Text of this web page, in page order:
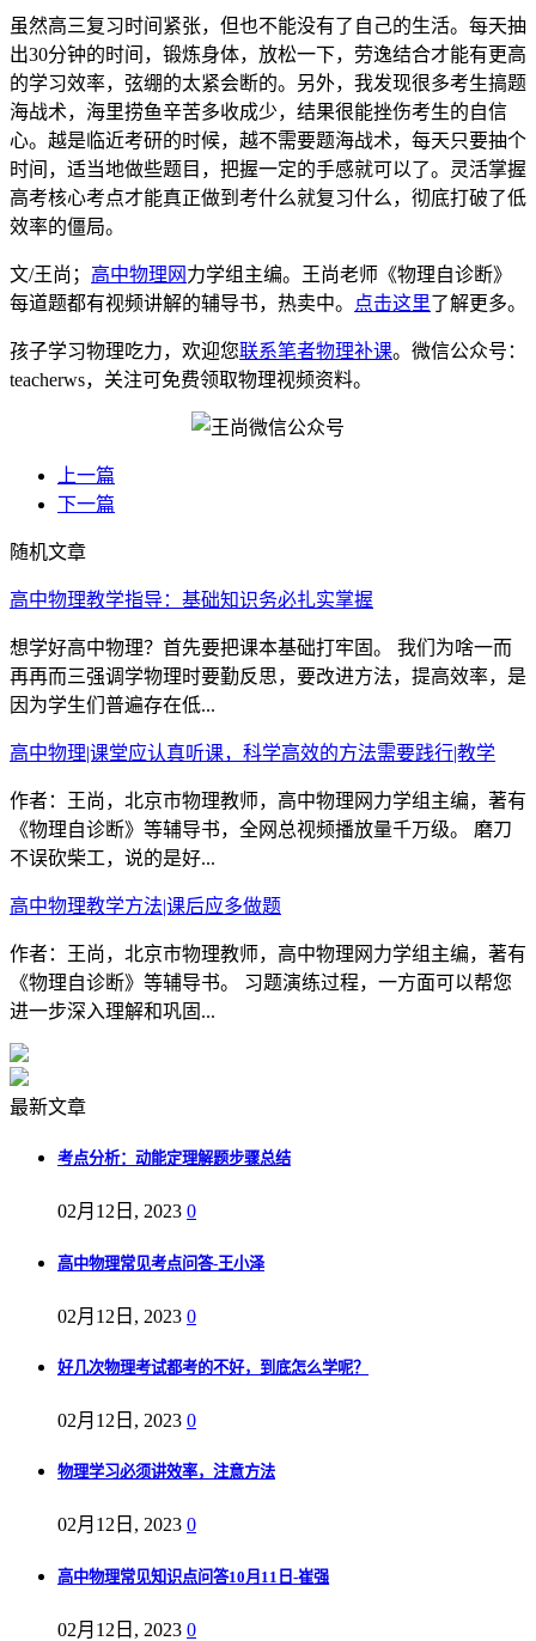
虽然高三复习时间紧张，但也不能没有了自己的生活。每天抽
出30分钟的时间，锻炼身体，放松一下，劳逸结合才能有更高
的学习效率，弦绷的太紧会断的。另外，我发现很多考生搞题
海战术，海里捞鱼辛苦多收成少，结果很能挫伤考生的自信
心。越是临近考研的时候，越不需要题海战术，每天只要抽个
时间，适当地做些题目，把握一定的手感就可以了。灵活掌握
高考核心考点才能真正做到考什么就复习什么，彻底打破了低
效率的僵局。
文/王尚； 高中物理网 力学组主编。王尚老师《物理自诊断》
每道题都有视频讲解的辅导书，热卖中。
点击这里了解更多。
孩子学习物理吃力，欢迎您联系笔者物理补课。微信公众号：
teacherws，关注可免费领取物理视频资料。
上一篇
下一篇
随机文章
高中物理教学指导：基础知识务必扎实掌握
想学好高中物理？首先要把课本基础打牢固。 我们为啥一而
再再而三强调学物理时要勤反思，要改进方法，提高效率，是
因为学生们普遍存在低...
高中物理|课堂应认真听课，科学高效的方法需要践行|教学
作者：王尚，北京市物理教师，高中物理网力学组主编，著有
《物理自诊断》等辅导书，全网总视频播放量千万级。 磨刀
不误砍柴工，说的是好...
高中物理教学方法|课后应多做题
作者：王尚，北京市物理教师，高中物理网力学组主编，著有
《物理自诊断》等辅导书。 习题演练过程，一方面可以帮您
进一步深入理解和巩固...
最新文章
考点分析：动能定理解题步骤总结
02月12日, 2023 0
高中物理常见考点问答-王小泽
02月12日, 2023 0
好几次物理考试都考的不好，到底怎么学呢？
02月12日, 2023 0
物理学习必须讲效率，注意方法
02月12日, 2023 0
高中物理常见知识点问答10月11日-崔强
02月12日, 2023 0